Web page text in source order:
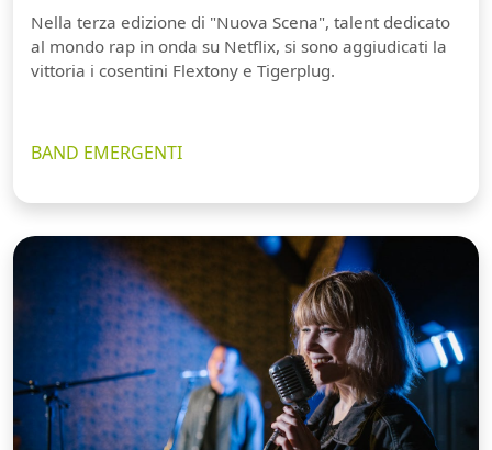
Nella terza edizione di "Nuova Scena", talent dedicato
al mondo rap in onda su Netflix, si sono aggiudicati la
vittoria i cosentini Flextony e Tigerplug.
BAND EMERGENTI